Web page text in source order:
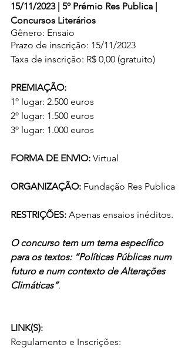
15/11/2023 | 5º Prémio Res Publica |
Concursos Literários
Gênero: Ensaio
Prazo de inscrição: 15/11/2023
Taxa de inscrição: R$ 0,00 (gratuito)
PREMIAÇÃO:
1º lugar: 2.500 euros
2º lugar: 1.500 euros
3º lugar: 1.000 euros
FORMA DE ENVIO: Virtual
ORGANIZAÇÃO: Fundação Res Publica
RESTRIÇÕES: Apenas ensaios inéditos.
O concurso tem um tema específico
para os textos: “Políticas Públicas num
futuro e num contexto de Alterações
Climáticas”.
LINK(S):
Regulamento e Inscrições: